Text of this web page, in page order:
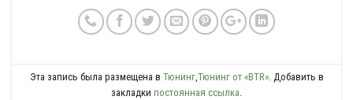
Эта запись была размещена в Тюнинг,Тюнинг от «BTR». Добавить в
закладки постоянная ссылка.